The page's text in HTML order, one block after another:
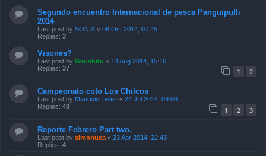
Segundo encuentro Internacional de pesca Panguipulli
2014
Last post by SONIA « 08 Oct 2014, 07:45
Replies: 3
Visones?
Last post by Gaushito « 14 Aug 2014, 15:16
Replies: 37 1 2
Campeonato coto Los Chilcos
Last post by Mauricio Tellez « 24 Jul 2014, 09:08
Replies: 40 1 2 3
Reporte Febrero Part two.
Last post by simonuca « 23 Apr 2014, 22:43
Replies: 4